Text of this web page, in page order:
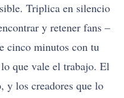
Triplica en silencio
y retener fans –
cinco minutos con tu
que vale el trabajo. El
y los creadores que lo